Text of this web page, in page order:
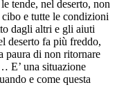
tende, nel deserto, non
cibo e tutte le condizioni
dagli altri e gli aiuti
deserto fa più freddo,
paura di non ritornare
E’ una situazione
e come questa